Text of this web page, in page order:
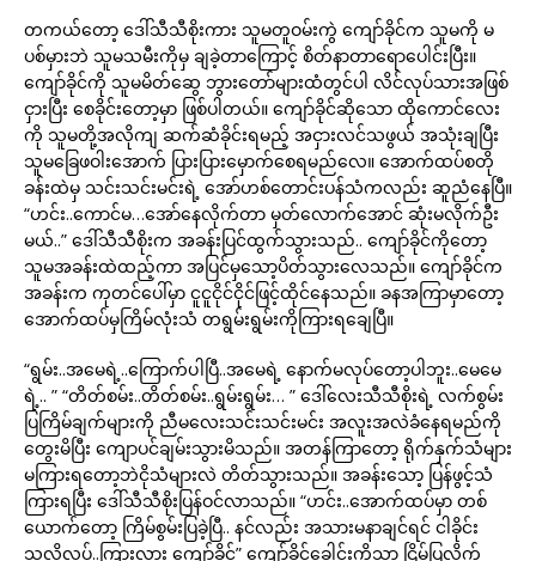
တကယ်တော့ ဒေါ်သီသီစိုးကား သူမတူဝမ်းကွဲ ကျော်ခိုင်က သူမကို မ
ပစ်မှားဘဲ သူမသမီးကိုမှ ချခဲ့တာကြောင့် စိတ်နာတာရောပေါင်းပြီး။
ကျော်ခိုင်ကို သူမမိတ်ဆွေ ဘွားတော်များထံတွင်ပါ လိင်လုပ်သားအဖြစ်
ငှားပြီး စေခိုင်းတော့မှာ ဖြစ်ပါတယ်။ ကျော်ခိုင်ဆိုသော ထိုကောင်လေး
ကို သူမတို့အလိုကျ ဆက်ဆံခိုင်းရမည့် အငှားလင်သဖွယ် အသုံးချပြီး
သူမခြေဖဝါးအောက် ပြားပြားမှောက်စေရမည်လေ။ အောက်ထပ်စတို
ခန်းထဲမှ သင်းသင်းမင်းရဲ့ အော်ဟစ်တောင်းပန်သံကလည်း ဆူညံနေပြီ။
“ဟင်း..ကောင်မ…အော်နေလိုက်တာ မှတ်လောက်အောင် ဆုံးမလိုက်ဦး
မယ်..” ဒေါ်သီသီစိုးက အခန်းပြင်ထွက်သွားသည်.. ကျော်ခိုင်ကိုတော့
သူမအခန်းထဲထည့်ကာ အပြင်မှသော့ပိတ်သွားလေသည်။ ကျော်ခိုင်က
အခန်းက ကုတင်ပေါ်မှာ ငူငူငိုင်ငိုင်ဖြင့်ထိုင်နေသည်။ ခနအကြာမှာတော့
အောက်ထပ်မှကြိမ်လုံးသံ တရွမ်းရွမ်းကိုကြားရချေပြီ။
“ရွမ်း..အမေရဲ့..ကြောက်ပါပြီ..အမေရဲ့ နောက်မလုပ်တော့ပါဘူး..မေမေ
ရဲ့.. ” “တိတ်စမ်း..တိတ်စမ်း..ရွမ်းရွမ်း… ” ဒေါ်လေးသီသီစိုးရဲ့ လက်စွမ်း
ပြကြိမ်ချက်များကို ညီမလေးသင်းသင်းမင်း အလူးအလဲခံနေရမည်ကို
တွေးမိပြီး ကျောပင်ချမ်းသွားမိသည်။ အတန်ကြာတော့ ရိုက်နှက်သံများ
မကြားရတော့ဘဲငိုသံများလဲ တိတ်သွားသည်။ အခန်းသော့ ပြန်ဖွင့်သံ
ကြားရပြီး ဒေါ်သီသီစိုးပြန်ဝင်လာသည်။ “ဟင်း..အောက်ထပ်မှာ တစ်
ယောက်တော့ ကြိမ်စွမ်းပြခဲ့ပြီ.. နင်လည်း အသားမနာချင်ရင် ငါခိုင်း
သလိုလုပ်..ကြားလား ကျော်ခိုင်” ကျော်ခိုင်ခေါင်းကိုသာ ငြိမ့်ပြလိုက်